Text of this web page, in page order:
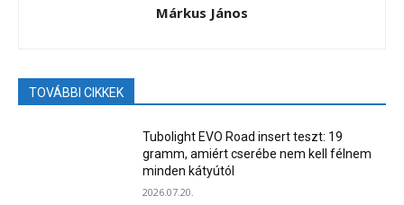
Márkus János
TOVÁBBI CIKKEK
Tubolight EVO Road insert teszt: 19
gramm, amiért cserébe nem kell félnem
minden kátyútól
2026.07.20.